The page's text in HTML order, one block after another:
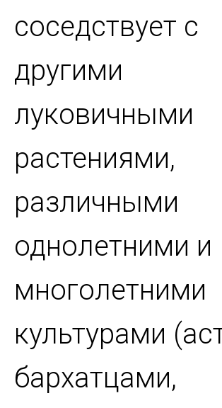
соседствует с
другими
луковичными
растениями,
различными
однолетними и
многолетними
культурами
бархатцами,